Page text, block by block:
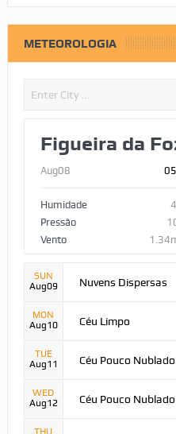
METEOROLOGIA
Figueira da
Aug08
Humidade
Pressão
Vento
SUN
Aug09
Nuvens Dispersas
MON
Aug10
Céu Limpo
TUE
Aug11
Céu Pouco Nublado
WED
Aug12
Céu Pouco Nublado
THU